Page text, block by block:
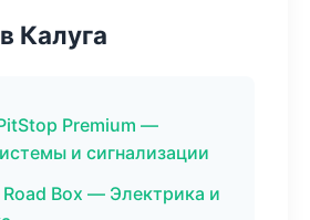
Калуга
Premium —
и сигнализации
Road Box — Электрика и